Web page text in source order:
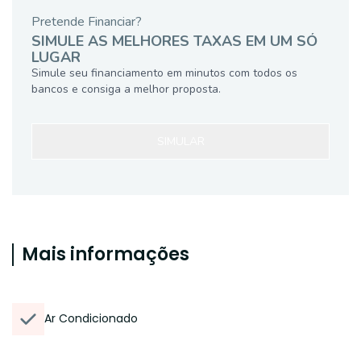
Pretende Financiar?
SIMULE AS MELHORES TAXAS EM UM SÓ
LUGAR
Simule seu financiamento em minutos com todos os
bancos e consiga a melhor proposta.
Mais informações
Ar Condicionado